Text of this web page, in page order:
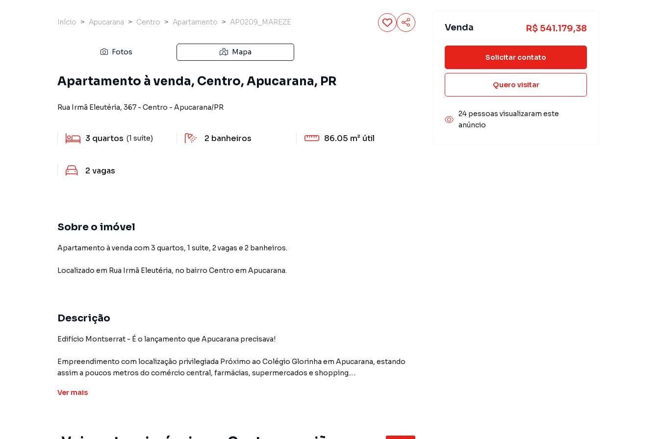
Início Apucarana Centro Apartamento AP0209_MAREZE
Fotos Mapa
Apartamento à venda, Centro, Apucarana, PR
Rua Irmã Eleutéria, 367 - Centro - Apucarana/PR
3 quartos (1 suíte) 2 banheiros 86.05 m² útil
2 vagas
Sobre o imóvel
Apartamento à venda com 3 quartos, 1 suite, 2 vagas e 2 banheiros.
Localizado em Rua Irmã Eleutéria, no bairro Centro em Apucarana.
Descrição
Edifício Montserrat - É o lançamento que Apucarana precisava!
Empreendimento com localização privilegiada Próximo ao Colégio Glorinha em Apucarana, estando
assim a poucos metros do comércio central, farmácias, supermercados e shopping.
Plantas dos apartamentos com 2 ou 3 quartos, todos com suíte e sacada com churrasqueira. Com
Ver mais
Venda R$ 541.179,38
Solicitar contato
Quero visitar
24 pessoas visualizaram este
anúncio